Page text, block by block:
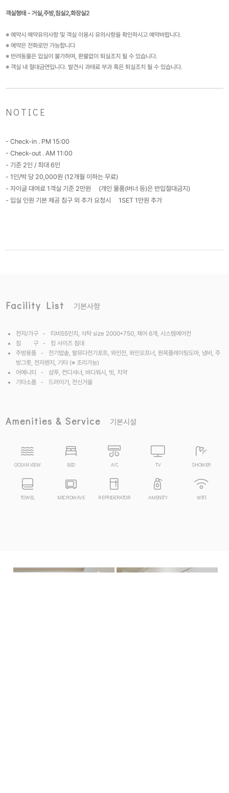
객실형태 - 거실,주방,침실2,화장실2
※ 예약시 예약유의사항 및 객실 이용시 유의사항을 확인하시고 예약바랍니다.
※ 예약은 전화로만 가능합니다
※ 반려동물은 입실이 불가하며, 환불없이 퇴실조치 될 수 있습니다.
※ 객실 내 절대금연입니다. 발견시 과태료 부과 혹은 퇴실조치 될 수 있습니다.
NOTICE
- Check-in . PM 15:00
- Check-out . AM 11:00
- 기준 2인 / 최대 6인
- 1인/박 당 20,000원 (12개월 이하는 무료)
- 자이글 대여료 1객실 기준 2만원 (개인 물품(버너 등)은 반입절대금지)
- 입실 인원 기본 제공 침구 외 추가 요청시
1SET 1만원 추가
Facility List 기본사항
전자/가구 -
티비55인치, 식탁 size 2000*750, 체어 6개, 시스템에어컨
침 구 -
킹 사이즈 침대
주방용품 -
전기밥솥, 발뮤다전기포트, 와인잔, 와인오프너, 원목플레이팅도마, 냄비, 주
방그릇, 전자렌지, 기타 (※ 조리가능)
어메니티 -
샴푸, 컨디셔너, 바디워시, 빗, 치약
기타소품 -
드라이기, 전신거울
Amenities & Service 기본시설
OCEAN VIEW BED A/C TV SHOWER
TOWEL MICROWAVE REFRIGERATOR AMENITY WIFI